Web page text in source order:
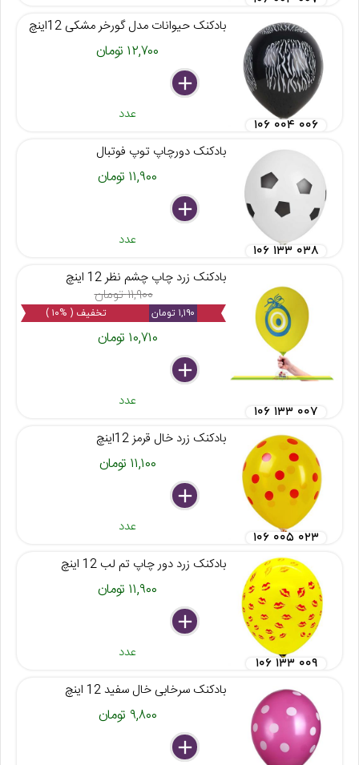
بادکنک حیوانات مدل گورخر مشکی 12اینچ
۱۲,۷۰۰ تومان
delete
remove
add
عدد
۱۰۶ ۰۰۴ ۰۰۶
بادکنک دورچاپ توپ فوتبال
۱۱,۹۰۰ تومان
delete
remove
add
عدد
۱۰۶ ۱۳۳ ۰۳۸
بادکنک زرد چاپ چشم نظر 12 اینچ
۱۱,۹۰۰ تومان
۱,۱۹۰ تومان تخفیف ( %۱۰ )
۱۰,۷۱۰ تومان
delete
remove
add
عدد
۱۰۶ ۱۳۳ ۰۰۷
بادکنک زرد خال قرمز 12اینچ
۱۱,۱۰۰ تومان
delete
remove
add
عدد
۱۰۶ ۰۰۵ ۰۲۳
بادکنک زرد دور چاپ تم لب 12 اینچ
۱۱,۹۰۰ تومان
delete
remove
add
عدد
۱۰۶ ۱۳۳ ۰۰۹
بادکنک سرخابی خال سفید 12 اینچ
۹,۸۰۰ تومان
delete
remove
add